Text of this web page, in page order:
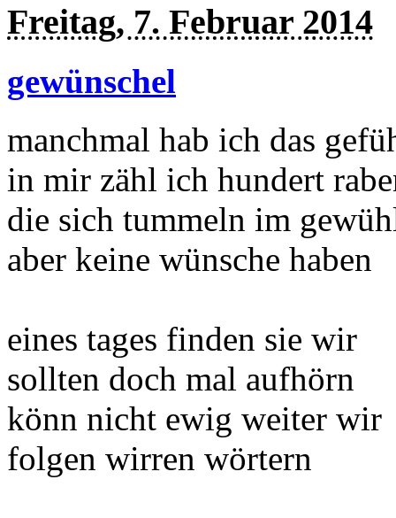
Freitag, 7. Februar 2014
gewünschel
manchmal hab ich das
in mir zähl ich hundert
die sich tummeln im
aber keine wünsche haben
eines tages finden sie wir
sollten doch mal aufhörn
könn nicht ewig weiter wir
folgen wirren wörtern